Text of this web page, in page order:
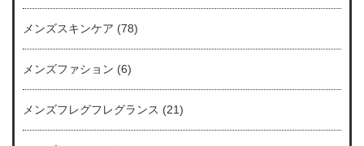
メンズスキンケア (78)
メンズファション (6)
メンズフレグフレグランス (21)